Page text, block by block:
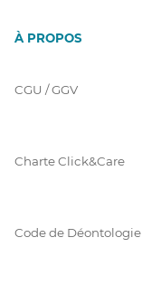
À PROPOS
CGU / GGV
Charte Click&Care
Code de Déontologie